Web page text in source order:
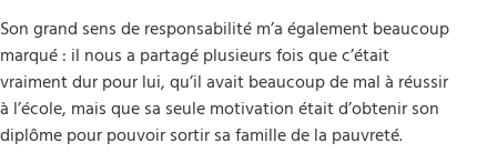
Son grand sens de responsabilité m’a également beaucoup
marqué : il nous a partagé plusieurs fois que c’était
vraiment dur pour lui, qu’il avait beaucoup de mal à réussir
à l’école, mais que sa seule motivation était d’obtenir son
diplôme pour pouvoir sortir sa famille de la pauvreté.